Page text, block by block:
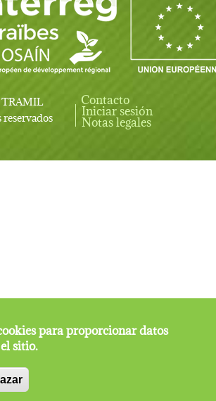
TRAMIL
User account menu
Contacto
Iniciar sesión
Notas legales
para proporcionar datos
sitio.